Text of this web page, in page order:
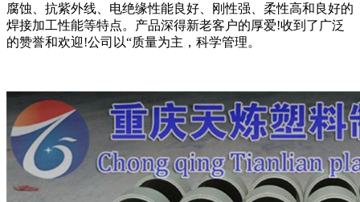
腐蚀、抗紫外线、电绝缘性能良好、刚性强、柔性高和良好的
焊接加工性能等特点。产品深得新老客户的厚爱!收到了广泛
的赞誉和欢迎!公司以“质量为主，科学管理。